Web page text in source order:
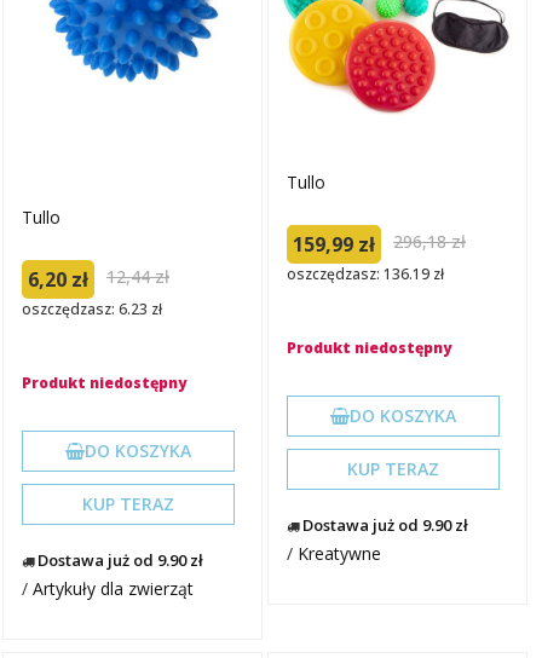
Tullo
6,20 zł 12,44 zł
oszczędzasz: 6.23 zł
Produkt niedostępny
DO KOSZYKA
KUP TERAZ
Dostawa już od 9.90 zł
/ Artykuły dla zwierząt
Tullo
159,99 zł 296,18 zł
oszczędzasz: 136.19 zł
Produkt niedostępny
DO KOSZYKA
KUP TERAZ
Dostawa już od 9.90 zł
/ Kreatywne